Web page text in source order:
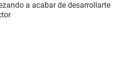
a acabar de desarrollarte